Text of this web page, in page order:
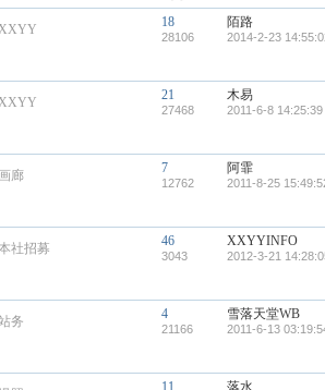
18
28106
陌路
2014-2-23
21
27468
木易
2011-6-8 14:25:39
廊 7
12762
阿霏
2011-8-25
社招募 46
3043
XXYYINFO
2012-3-21
务 4
21166
雪落天堂WB
2011-6-13
11 落水